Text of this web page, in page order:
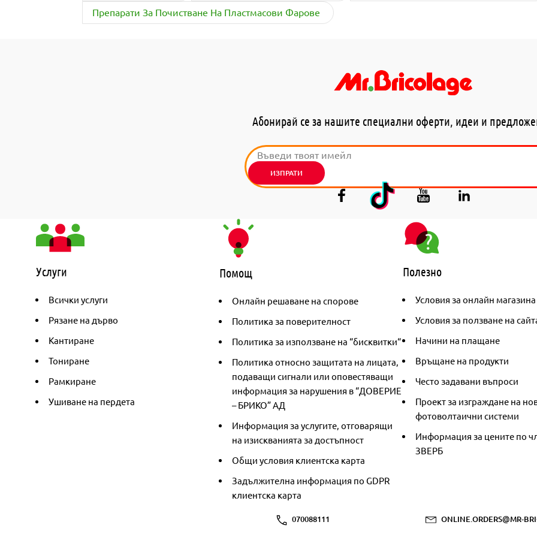
Препарати За Почистване На Пластмасови Фарове
Абонирай се за нашите специални оферти, идеи и
ИЗПРАТИ
Услуги
Всички услуги
Рязане на дърво
Кантиране
Тониране
Рамкиране
Ушиване на пердета
Помощ
Онлайн решаване на спорове
Политика за поверителност
Политика за използване на “бисквитки“
Политика относно защитата на лицата,
подаващи сигнали или оповестяващи
информация за нарушения в “ДОВЕРИЕ
– БРИКО” АД
Информация за услугите, отговарящи
на изискванията за достъпност
Общи условия клиентска карта
Задължителна информация по GDPR
клиентска карта
Полезно
Условия за онлайн магазина
Условия за ползване на
Начини на плащане
Връщане на продукти
Често задавани въпроси
Проект за изграждане на
фотоволтаични системи
Информация за цените по
ЗВЕРБ
070088111 ONLINE.ORDERS@MR-